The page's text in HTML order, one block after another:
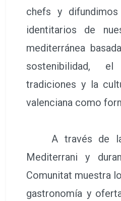
chefs y
identitarios de
mediterránea
sostenibilidad,
tradiciones y la
valenciana como
A través de la
Mediterrani y
Comunitat muestra
gastronomía y